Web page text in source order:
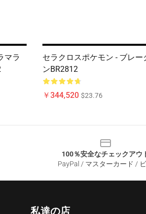
マラ
セラクロスポケモン - ブレー
ンBR2812
￥344,520 $23.76
100％安全なチェックアウ
PayPal / マスターカード /
私達の店